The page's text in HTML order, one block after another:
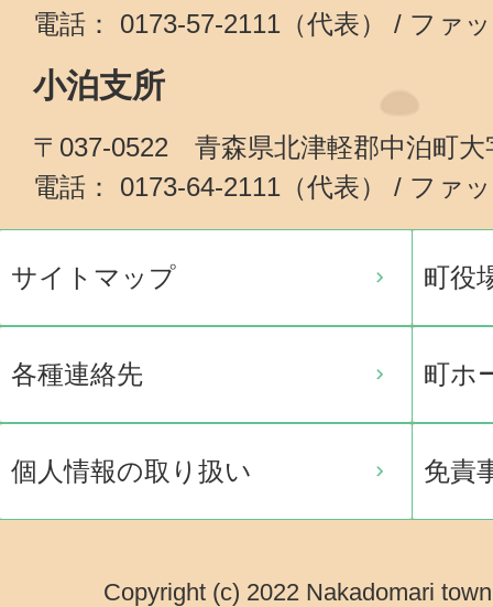
電話： 0173-57-2111（代表） / ファ
小泊支所
〒037-0522 青森県北津軽郡中泊町大
電話： 0173-64-2111（代表） / ファ
サイトマップ 町役
各種連絡先 町ホ
個人情報の取り扱い 免責
Copyright (c) 2022 Nakadomari